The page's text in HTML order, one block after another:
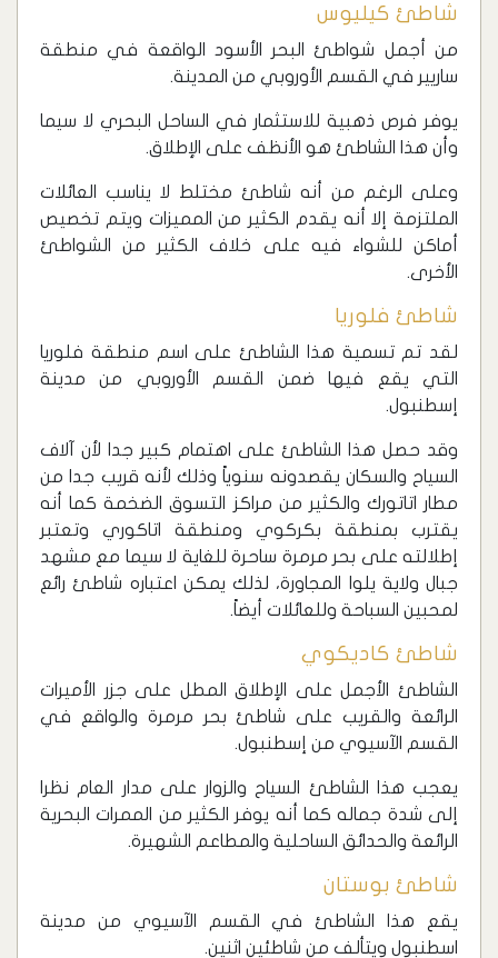
شاطئ كيليوس
‏من أجمل شواطئ البحر الأسود الواقعة في منطقة
ساريير في القسم الأوروبي من المدينة.
يوفر فرص ذهبية للاستثمار في الساحل البحري لا سيما
وأن هذا الشاطئ هو الأنظف على الإطلاق.
وعلى الرغم من أنه شاطئ مختلط لا يناسب العائلات
الملتزمة إلا أنه يقدم الكثير من المميزات ويتم تخصيص
أماكن للشواء فيه على خلاف الكثير من الشواطئ
الأخرى.
شاطئ فلوريا
‏لقد تم تسمية هذا الشاطئ على اسم منطقة فلوريا
التي يقع فيها ضمن القسم الأوروبي من مدينة
إسطنبول.
وقد حصل هذا الشاطئ على اهتمام كبير جدا لأن آلاف
السياح والسكان يقصدونه سنوياً وذلك لأنه قريب جدا من
مطار اتاتورك والكثير من مراكز التسوق الضخمة كما أنه
يقترب بمنطقة بكركوي ومنطقة اتاكوري ‏وتعتبر
إطلالته على بحر مرمرة ساحرة للغاية لا سيما مع مشهد
جبال ولاية يلوا المجاورة، لذلك يمكن اعتباره شاطئ رائع
لمحبين السباحة وللعائلات أيضاً.
شاطئ كاديكوي
‏الشاطئ الأجمل على الإطلاق المطل على جزر الأميرات
الرائعة والقريب على شاطئ بحر مرمرة والواقع في
القسم الآسيوي من إسطنبول.
يعجب هذا الشاطئ السياح والزوار على مدار العام نظرا
إلى شدة جماله كما أنه يوفر الكثير من الممرات البحرية
الرائعة والحدائق الساحلية والمطاعم الشهيرة.
شاطئ بوستان
‏يقع هذا الشاطئ في القسم الآسيوي من مدينة
اسطنبول ويتألف من شاطئين اثنين.